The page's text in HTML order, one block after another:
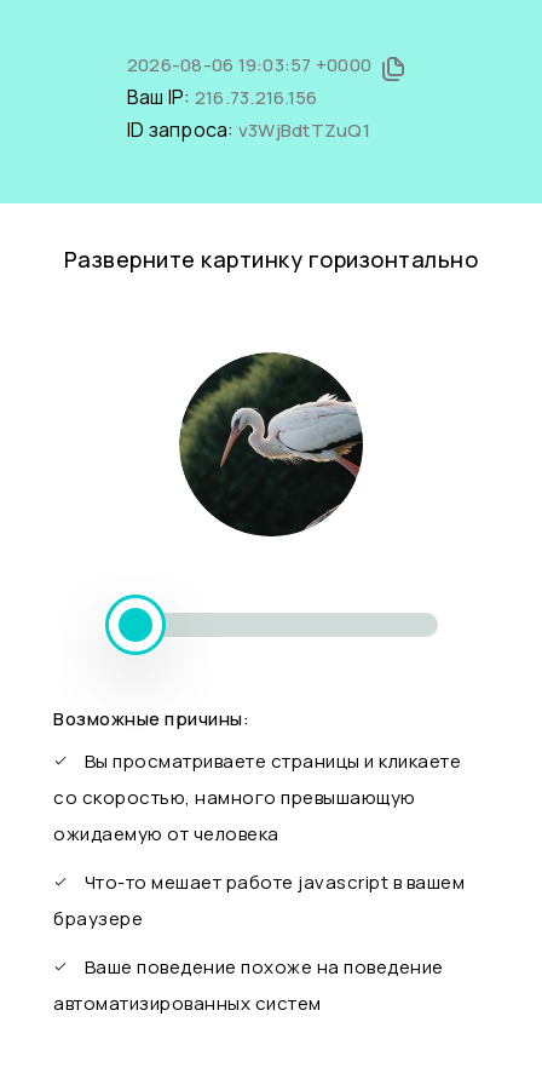
2026-08-06 19:03:57 +0000
Ваш IP: 216.73.216.156
ID запроса: v3WjBdtTZuQ1
Разверните картинку горизонтально
Возможные причины:
Вы просматриваете страницы и кликаете
со скоростью, намного превышающую
ожидаемую от человека
Что-то мешает работе javascript в вашем
браузере
Ваше поведение похоже на поведение
автоматизированных систем